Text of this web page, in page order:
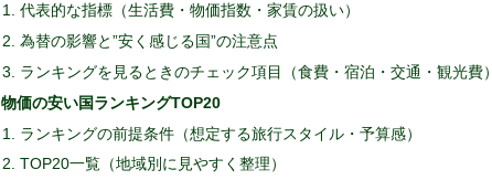
代表的な指標（生活費・物価指数・家賃の扱い）
為替の影響と”安く感じる国”の注意点
ランキングを見るときのチェック項目（食費・宿泊・交通・観光費）
物価の安い国ランキングTOP20
ランキングの前提条件（想定する旅行スタイル・予算感）
TOP20一覧（地域別に見やすく整理）